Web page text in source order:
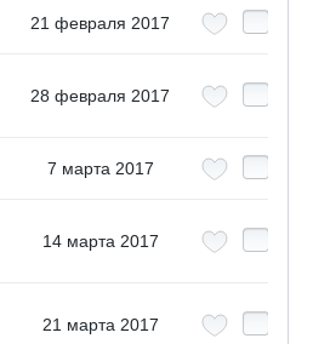
21 февраля 2017
28 февраля 2017
7 марта 2017
14 марта 2017
21 марта 2017